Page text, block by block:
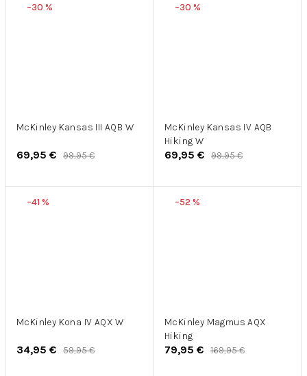
–30 %
McKinley Kansas III AQB W
69,95 € 99,95 €
–30 %
McKinley Kansas IV AQB
Hiking W
69,95 € 99,95 €
–41 %
McKinley Kona IV AQX W
34,95 € 59,95 €
–52 %
McKinley Magmus AQX
Hiking
79,95 € 169,95 €